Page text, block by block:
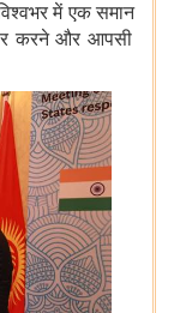
मेंएक समान
करने और आपसी